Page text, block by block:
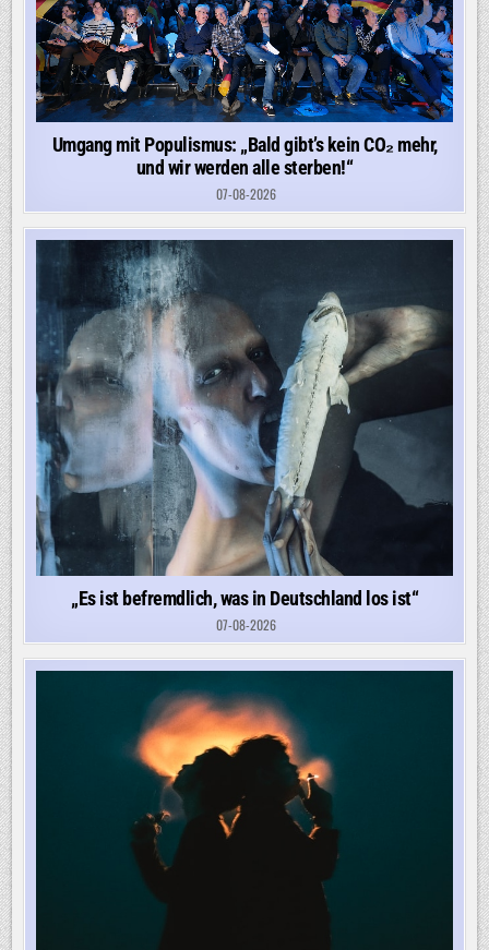
Umgang mit Populismus: „Bald gibt’s kein CO₂ mehr,
und wir werden alle sterben!“
07-08-2026
„Es ist befremdlich, was in Deutschland los ist“
07-08-2026